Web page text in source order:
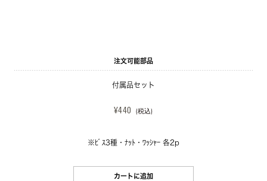
注文可能部品
付属品セット
¥440 (税込)
※ﾋﾞｽ3種・ﾅｯﾄ・ﾜｯｼｬｰ 各2p
カートに追加